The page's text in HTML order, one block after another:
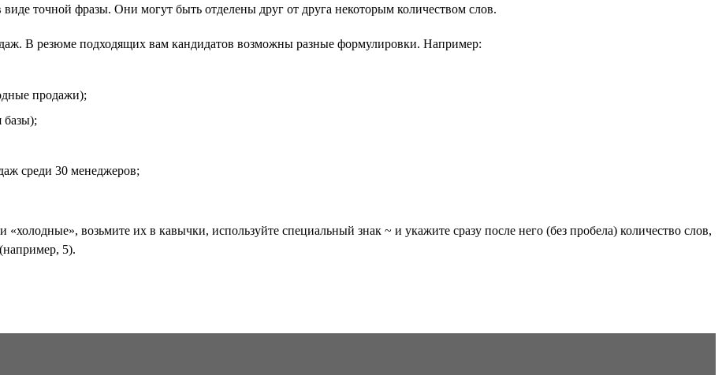
точной фразы. Они могут быть отделены друг от друга некоторым количеством слов.
В резюме подходящих вам кандидатов возможны разные формулировки. Например:
продажи);
базы);
среди 30 менеджеров;
возьмите их в кавычки, используйте специальный знак ~ и укажите сразу после него (без пробела) количество слов,
5).